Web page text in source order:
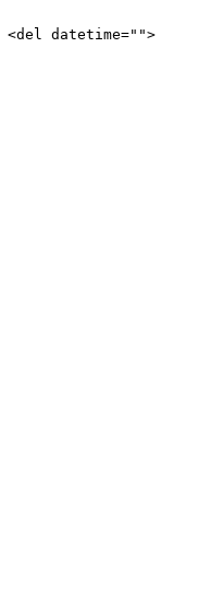
datetime="">